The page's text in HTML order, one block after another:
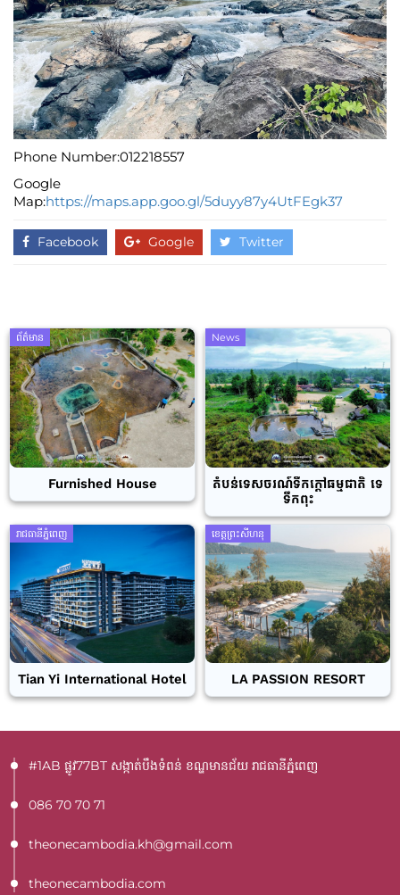
Phone Number:012218557
Google
Map:https://maps.app.goo.gl/5duyy87y4UtFEgk37
Facebook Google Twitter
ព័ត៌មាន
Furnished House
News
តំបន់ទេសចរណ៍ទឹកក្តៅធម្មជាតិ ទេ
ទឹកពុះ
រាជធានីភ្នំពេញ
Tian Yi International Hotel
ខេត្តព្រះសីហនុ
LA PASSION RESORT
#1AB ផ្លូវ77BT​ សង្កាត់បឹងទំពន់ ខណ្ឌមានជ័យ រាជធានីភ្នំពេញ
086 70 70 71
theonecambodia.kh@gmail.com
theonecambodia.com